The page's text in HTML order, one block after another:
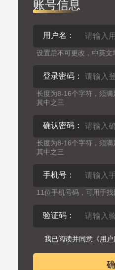
账号信息
用户名：
设置后不可更改，中英
登录密码：
长度为8-16个字符，须
其中之三
确认密码：
长度为8-16个字符，须
其中之三
手机号：
11位手机号码，可用于
验证码：
我已阅读并同意《用